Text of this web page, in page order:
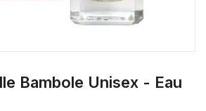
Bambole Unisex - Eau